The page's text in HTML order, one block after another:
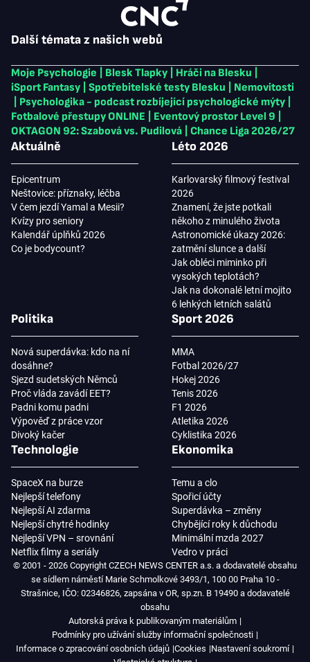
Další témata z našich webů
Moje Psychologie Blesk Tlapky Hráči na Blesku
iSport Fantasy
Spotřebitelské testy Blesku
Nemovitosti
Psychologika - podcast rozbíjející psychologické mýty
Fotbalové přestupy ONLINE
Eventový prostor Level 9
OKTAGON 92: Szabová vs. Pudilová
Chance Liga 2026/27
Aktuálně
Epicentrum
Neštovice: příznaky, léčba
V čem jezdí Yamal a Mesii?
Kvízy pro seniory
Kalendář úplňků 2026
Co je bodycount?
Léto 2026
Karlovarský filmový festival
2026
Znamení, že jste potkali
někoho z minulého života
Astronomické úkazy 2026:
zatmění slunce a další
Jak obléci miminko při
vysokých teplotách?
Jak na dokonalé letní mojito
6 lehkých letních salátů
Politika
Nová superdávka: kdo na ní
dosáhne?
Sjezd sudetských Němců
Proč vláda zavádí EET?
Padni komu padni
Výpověď z práce vzor
Divoký kačer
Sport 2026
MMA
Fotbal 2026/27
Hokej 2026
Tenis 2026
F1 2026
Atletika 2026
Cyklistika 2026
Technologie
SpaceX na burze
Nejlepší telefony
Nejlepší AI zdarma
Nejlepší chytré hodinky
Nejlepší VPN – srovnání
Netflix filmy a seriály
Ekonomika
Temu a clo
Spořicí účty
Superdávka – změny
Chybějící roky k důchodu
Minimální mzda 2027
Vedro v práci
© 2001 - 2026 Copyright CZECH NEWS CENTER a.s. a dodavatelé obsahu
se sídlem náměstí Marie Schmolkové 3493/1, 100 00 Praha 10 -
Strašnice, IČO: 02346826, zapsána v OR, sp.zn. B 19490 a dodavatelé
obsahu
Autorská práva k publikovaným materiálům
Podmínky pro užívání služby informační společnosti
Informace o zpracování osobních údajů Cookies Nastavení soukromí